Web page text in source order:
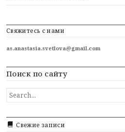
Свяжитесь с нами
as.anastasia.svetlova@gmail.com
Поиск по сайту
SEARCH
FOR...
Свежие записи